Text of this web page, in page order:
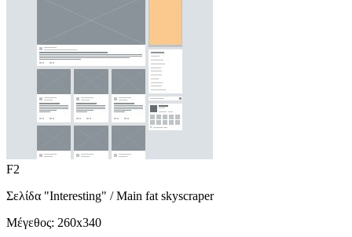
F2
Σελίδα "Interesting" / Main fat skyscraper
Μέγεθος: 260x340